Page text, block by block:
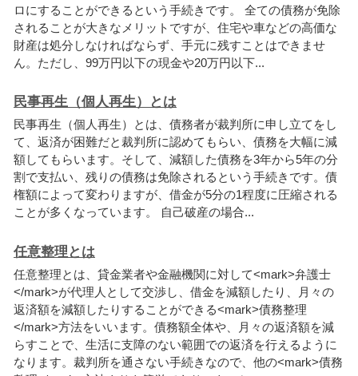
ロにする こ と ができ る と いう 手続き です。 全ての債務が免除
さ れる こ と が大き な メ リ ッ ト ですが 住宅や車などの高価な
財産は処分 しなければならず 手元に残すこ と はでき ませ
ん。 ただし 99万円以下の現金や20万円以下...
民事再生（個人再生）とは
民事再生 （個 人再生） と は、 債務者が裁判 所に申 し立て を し
て 、 返済が困難だと裁判 所に認めて も らい、 債務を大幅に減
額して も らい ます。 そ して 、 減額した債務を3年から5年の分
割 で支払い、 残りの債務は免除される と いう 手続き です。 債
権額によ って変わ り ますが、 借金が5分の1程度に圧縮される
こ と が多 く なってい ます。 自己破産の場合...
任意整理とは
任意整理と は 貸金業者や金融機関に対して<mark>弁護士
</mark>が代理 人 と して交渉し 借金を減額した り 月 々の
返済額を減額した りする こ と ができ る<mark>債務整理
</mark>方法をいい ます。 債務額全体や 月 々の返済額を減
らすこ と で 生活に支障のない範囲での返済を行え る よ う に
な り ます。 裁判 所を通 さ ない手続き なので 他の<mark>債務